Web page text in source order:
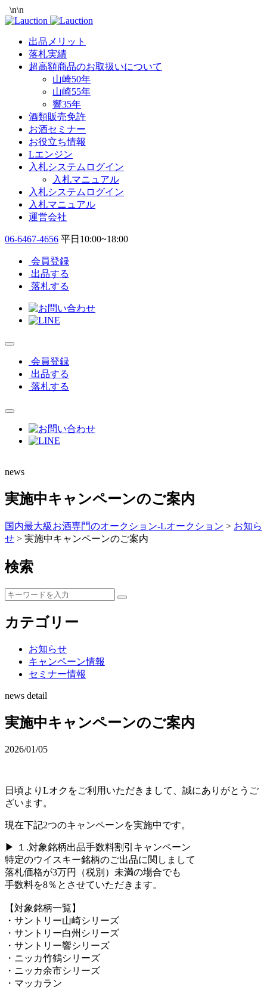
\n\n
出品メリット
落札実績
超高額商品のお取扱いについて
山崎50年
山崎55年
響35年
酒類販売免許
お酒セミナー
お役立ち情報
Lエンジン
入札システムログイン
入札マニュアル
入札システムログイン
入札マニュアル
運営会社
06-6467-4656 平日10:00~18:00
会員登録
出品する
落札する
会員登録
出品する
落札する
news
実施中キャンペーンのご案内
国内最大級お酒専門のオークション-Lオークション > お知ら
せ > 実施中キャンペーンのご案内
検索
カテゴリー
お知らせ
キャンペーン情報
セミナー情報
news detail
実施中キャンペーンのご案内
2026/01/05
日頃よりLオクをご利用いただきまして、誠にありがとうご
ざいます。
現在下記2つのキャンペーンを実施中です。
▶ １.対象銘柄出品手数料割引キャンペーン
特定のウイスキー銘柄のご出品に関しまして
落札価格が3万円（税別）未満の場合でも
手数料を8％とさせていただきます。
【対象銘柄一覧】
・サントリー山崎シリーズ
・サントリー白州シリーズ
・サントリー響シリーズ
・ニッカ竹鶴シリーズ
・ニッカ余市シリーズ
・マッカラン